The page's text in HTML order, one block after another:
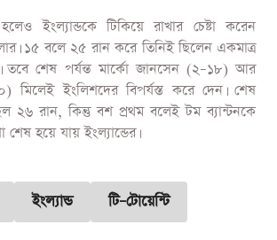
ব্রেভিস করেন ২৩। ইংল্যান্ডের হয়ে লুক
উইকেট।
সামনে লক্ষ্য দাঁড়ায় ৫ ওভারে ৬৯ রান।
পেস আক্রমণের সামনে ব্যর্থ হয় স্বাগতিক
রাবাদা প্রথম বলেই ফিরিয়ে দেন ফিল সল্টকে।
ইংল্যান্ডকে টিকিয়ে রাখার চেষ্টা করেন
১৫ বলে ২৫ রান করে তিনিই ছিলেন একমাত্র